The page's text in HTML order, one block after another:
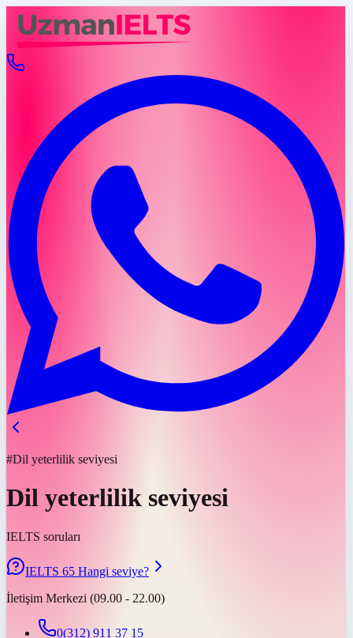
#Dil yeterlilik seviyesi
Dil yeterlilik seviyesi
IELTS soruları
IELTS 65 Hangi seviye?
İletişim Merkezi (09.00 - 22.00)
0(312) 911 37 15